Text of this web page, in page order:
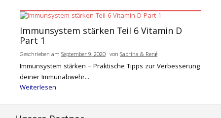
Immunsystem stärken Teil 6 Vitamin D
Part 1
Geschrieben am September 9, 2020 von Sabrina & René
Immunsystem stärken – Praktische Tipps zur Verbesserung
deiner Immunabwehr...
Weiterlesen